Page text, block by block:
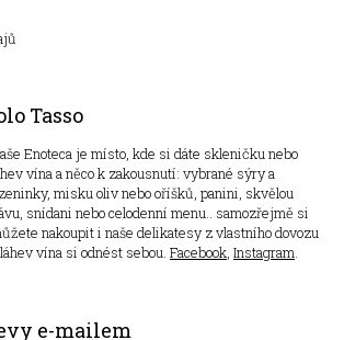
Tasso
Enoteca je místo, kde si dáte skleničku nebo
vína a něco k zakousnutí: vybrané sýry a
misku oliv nebo oříšků, panini, skvělou
snídani nebo celodenní menu.. samozřejmě si
nakoupit i naše delikatesy z vlastního dovozu
vína si odnést sebou. Facebook, Instagram.
e-mailem